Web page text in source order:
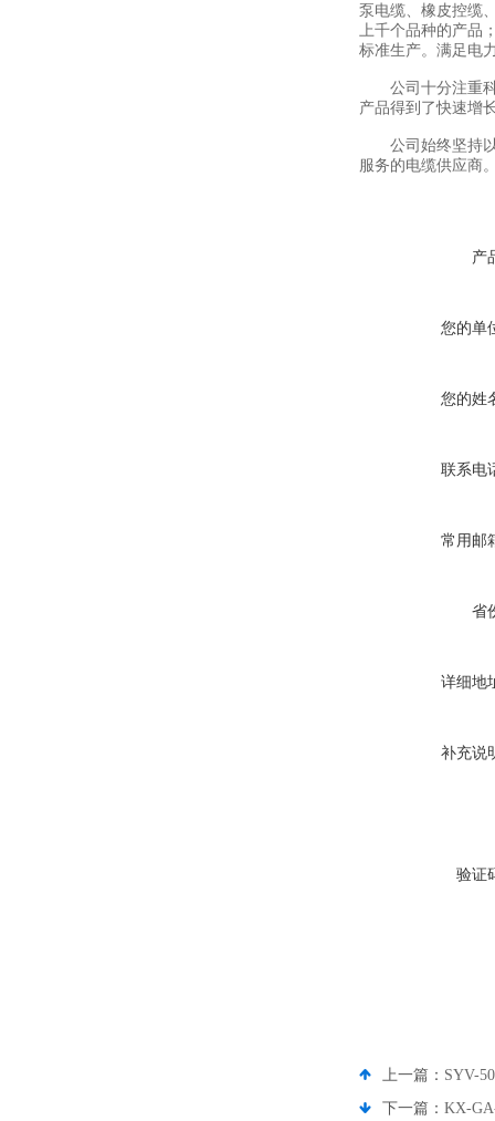
泵电缆、橡皮控缆
上千个品种的产品
标准生产。满足电
公司十分注重科
产品得到了快速增
公司始终坚持以“
服务的电缆供应商
产
您的单
您的姓
联系电
常用邮
省
详细地
补充说
验证
上一篇： SYV-
下一篇： KX-